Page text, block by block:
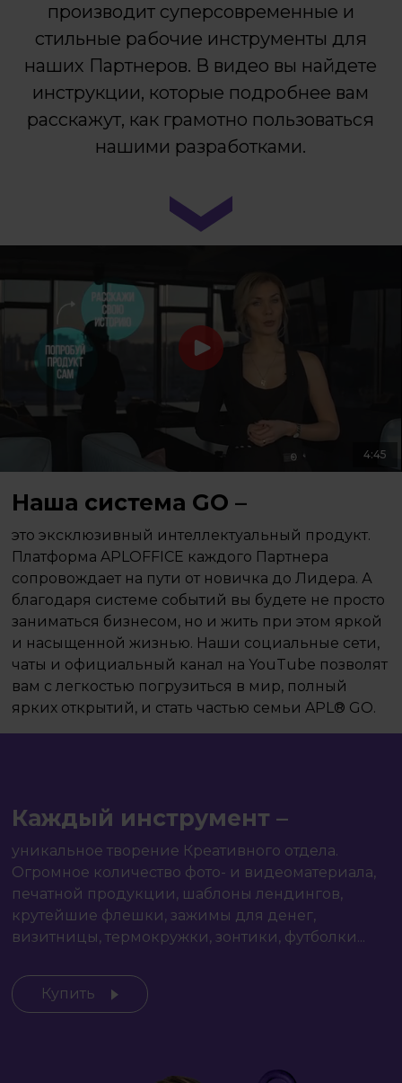
производит суперсовременные и
стильные рабочие инструменты для
наших Партнеров. В видео вы найдете
инструкции, которые подробнее вам
расскажут, как грамотно пользоваться
нашими разработками.
4:45
Наша система GO –
это эксклюзивный интеллектуальный продукт.
Платформа APLOFFICE каждого Партнера
сопровождает на пути от новичка до Лидера. А
благодаря системе событий вы будете не просто
заниматься бизнесом, но и жить при этом яркой
и насыщенной жизнью. Наши социальные сети,
чаты и официальный канал на YouTube позволят
вам с легкостью погрузиться в мир, полный
ярких открытий, и стать частью семьи APL® GO.
Каждый инструмент –
уникальное творение Креативного отдела.
Огромное количество фото- и видеоматериала,
печатной продукции, шаблоны лендингов,
крутейшие флешки, зажимы для денег,
визитницы, термокружки, зонтики, футболки...
Купить